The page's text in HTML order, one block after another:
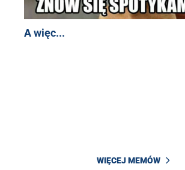
A więc...
WIĘCEJ MEMÓW